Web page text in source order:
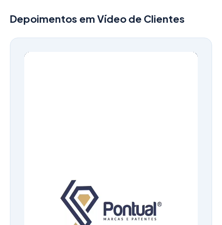
Depoimentos em Vídeo de Clientes